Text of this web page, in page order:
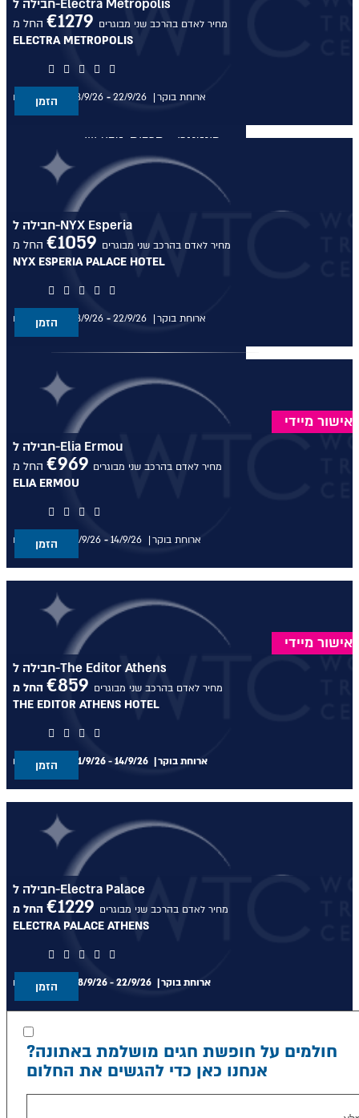
טיול מאורגן לדולומיטים
טיול טברנות באתונה עם אמנון
טירות ויין בגאורגיה
מונטנגרו - תרבות, טבע ויין
טיול מאורגן לדובאי - 5 ימים
טיול לסלוניקי וצפון יוון
טיול מאורגן לפלופונז
הטיול המקיף לסיציליה
חבילה ל-Electra Metropolis
החל מ €1279 מחיר לאדם בהרכב שני מבוגרים
הזמן
ELECTRA METROPOLIS
18/9/26 -22/9/26 ארוחת בוקר
חבילה ל-NYX Esperia
החל מ €1059 מחיר לאדם בהרכב שני מבוגרים
הזמן
NYX ESPERIA PALACE HOTEL
18/9/26 -22/9/26 ארוחת בוקר
חבילה ל-Elia Ermou
החל מ €969 מחיר לאדם בהרכב שני מבוגרים
הזמן
ELIA ERMOU
11/9/26 -14/9/26 ארוחת בוקר
אישור מיידי
חבילה ל-The Editor Athens
החל מ €859 מחיר לאדם בהרכב שני מבוגרים
הזמן
THE EDITOR ATHENS HOTEL
11/9/26-14/9/26 ארוחת בוקר
אישור מיידי
חבילה ל-Electra Palace
החל מ €1229 מחיר לאדם בהרכב שני מבוגרים
הזמן
ELECTRA PALACE ATHENS
18/9/26-22/9/26 ארוחת בוקר
חולמים על חופשת חגים מושלמת באתונה?
אנחנו כאן כדי להגשים את החלום